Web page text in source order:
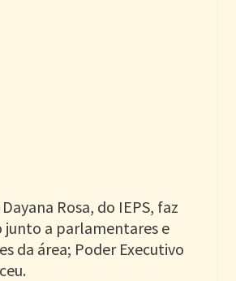
Rosa, do IEPS, faz
junto a parlamentares e
da área; Poder Executivo